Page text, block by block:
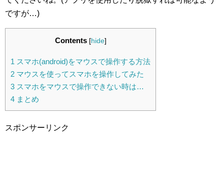
ですが…)
Contents [hide]
1 スマホ(android)をマウスで操作する方法
2 マウスを使ってスマホを操作してみた
3 スマホをマウスで操作できない時は…
4 まとめ
スポンサーリンク